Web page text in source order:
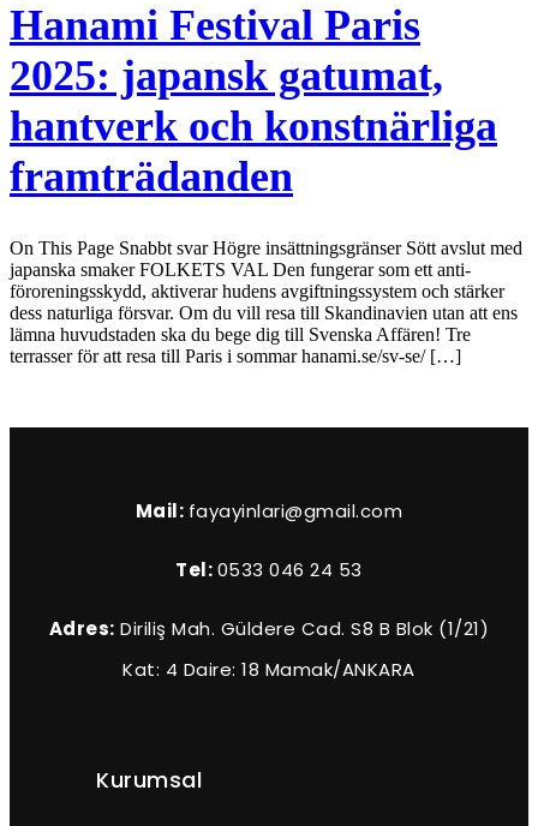
Hanami Festival Paris
2025: japansk gatumat,
hantverk och konstnärliga
framträdanden
On This Page Snabbt svar Högre insättningsgränser Sött avslut med
japanska smaker FOLKETS VAL Den fungerar som ett anti-
föroreningsskydd, aktiverar hudens avgiftningssystem och stärker
dess naturliga försvar. Om du vill resa till Skandinavien utan att ens
lämna huvudstaden ska du bege dig till Svenska Affären! Tre
terrasser för att resa till Paris i sommar hanami.se/sv-se/ […]
Mail: fayayinlari@gmail.com
Tel:0533 046 24 53
Adres: Diriliş Mah. Güldere Cad. S8 B Blok (1/21)
Kat: 4 Daire: 18 Mamak/ANKARA
Kurumsal